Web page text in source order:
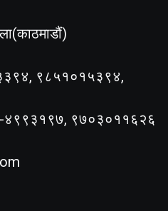
९८५१०१५३९४,
४९९३१९७, ९७०३०११६२६